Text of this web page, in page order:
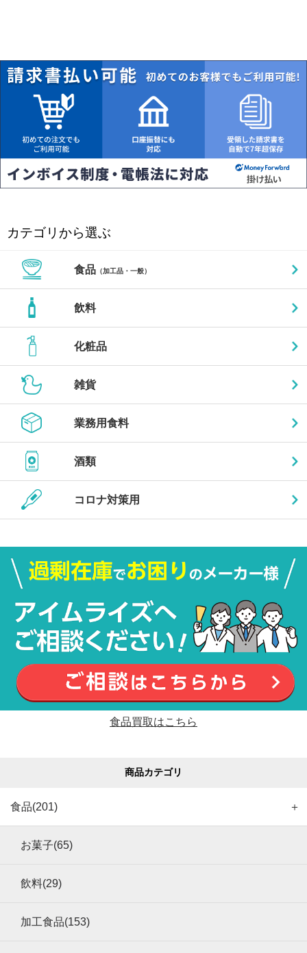
カテゴリから選ぶ
食品（加工品・一般）
飲料
化粧品
雑貨
業務用食料
酒類
コロナ対策用
食品買取はこちら
商品カテゴリ
食品(201) ＋
お菓子(65)
飲料(29)
加工食品(153)